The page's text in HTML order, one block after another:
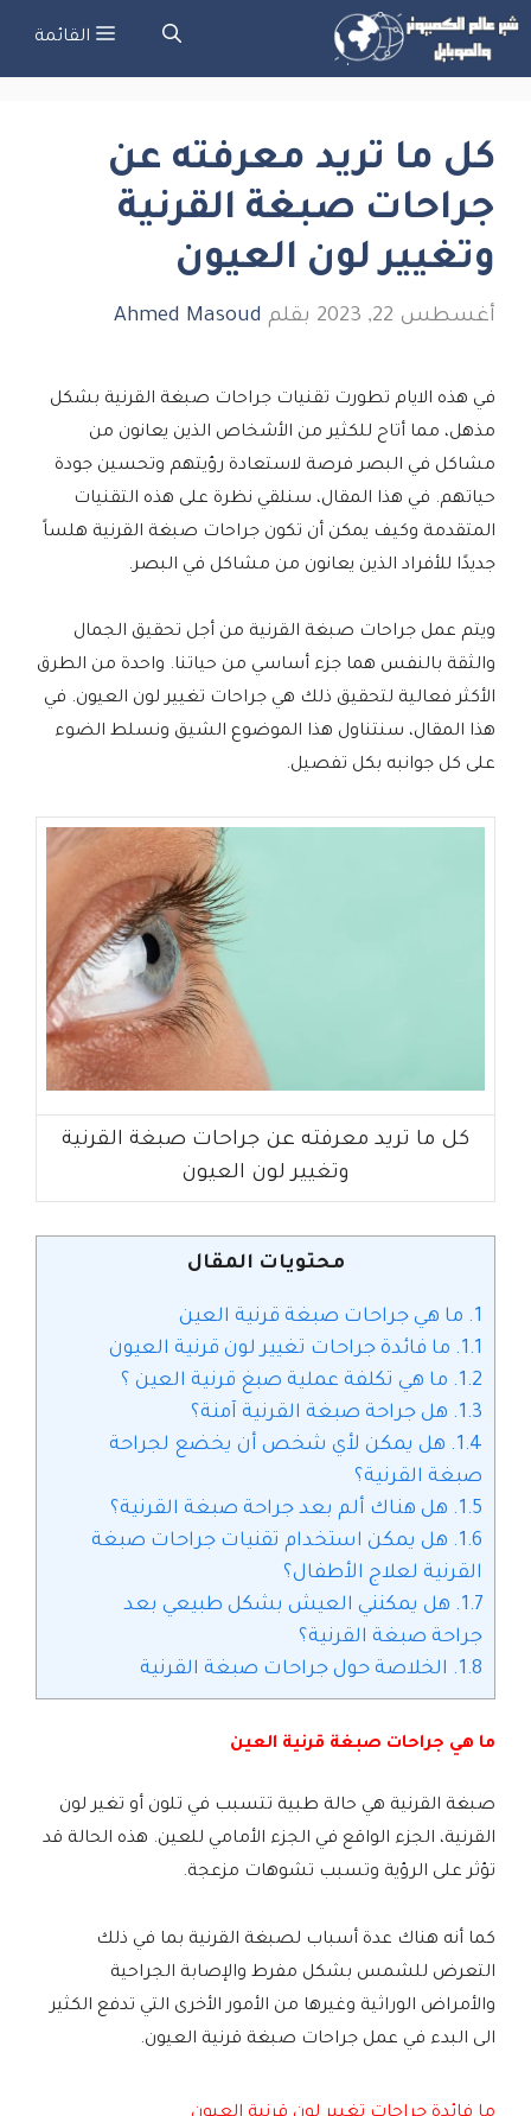
انتقل
المحتوى
القائمة
كل ما تريد معرفته عن
جراحات صبغة القرنية
وتغيير لون العيون
أغسطس 22, 2023 بقلم Ahmed Masoud
في هذه الايام تطورت تقنيات جراحات صبغة القرنية بشكل
مذهل، مما أتاح للكثير من الأشخاص الذين يعانون من
مشاكل في البصر فرصة لاستعادة رؤيتهم وتحسين جودة
حياتهم. في هذا المقال، سنلقي نظرة على هذه التقنيات
المتقدمة وكيف يمكن أن تكون جراحات صبغة القرنية هلساً
جديدًا للأفراد الذين يعانون من مشاكل في البصر.
ويتم عمل جراحات صبغة القرنية من أجل تحقيق الجمال
والثقة بالنفس هما جزء أساسي من حياتنا. واحدة من الطرق
الأكثر فعالية لتحقيق ذلك هي جراحات تغيير لون العيون. في
هذا المقال، سنتناول هذا الموضوع الشيق ونسلط الضوء
على كل جوانبه بكل تفصيل.
كل ما تريد معرفته عن جراحات صبغة القرنية
وتغيير لون العيون
محتويات المقال
1.
ما هي جراحات صبغة قرنية العين
1.1.
ما فائدة جراحات تغيير لون قرنية العيون
1.2.
ما هي تكلفة عملية صبغ قرنية العين ؟
1.3.
هل جراحة صبغة القرنية آمنة؟
1.4.
هل يمكن لأي شخص أن يخضع لجراحة
صبغة القرنية؟
1.5.
هل هناك ألم بعد جراحة صبغة القرنية؟
1.6.
هل يمكن استخدام تقنيات جراحات صبغة
القرنية لعلاج الأطفال؟
1.7.
هل يمكنني العيش بشكل طبيعي بعد
جراحة صبغة القرنية؟
1.8.
الخلاصة حول جراحات صبغة القرنية
ما هي جراحات صبغة قرنية العين
صبغة القرنية هي حالة طبية تتسبب في تلون أو تغير لون
القرنية، الجزء الواقع في الجزء الأمامي للعين. هذه الحالة قد
تؤثر على الرؤية وتسبب تشوهات مزعجة.
كما أنه هناك عدة أسباب لصبغة القرنية بما في ذلك
التعرض للشمس بشكل مفرط والإصابة الجراحية
والأمراض الوراثية وغيرها من الأمور الأخرى التي تدفع الكثير
الى البدء في عمل جراحات صبغة قرنية العيون.